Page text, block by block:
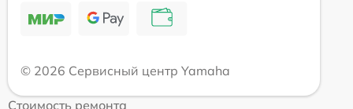
© 2026 Сервисный центр Yamaha
Стоимость ремонта